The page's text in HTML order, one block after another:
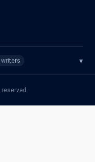
writers ▾